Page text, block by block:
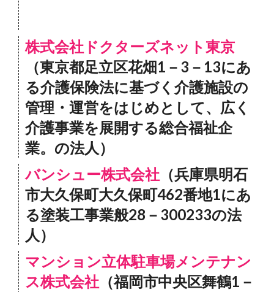
株式会社ドクターズネット東京
（東京都足立区花畑1－3－13にあ
る介護保険法に基づく介護施設の
管理・運営をはじめとして、広く
介護事業を展開する総合福祉企
業。の法人）
バンシュー株式会社 （兵庫県明石
市大久保町大久保町462番地1にあ
る塗装工事業般28－300233の法
人）
マンション立体駐車場メンテナン
ス株式会社 （福岡市中央区舞鶴1－